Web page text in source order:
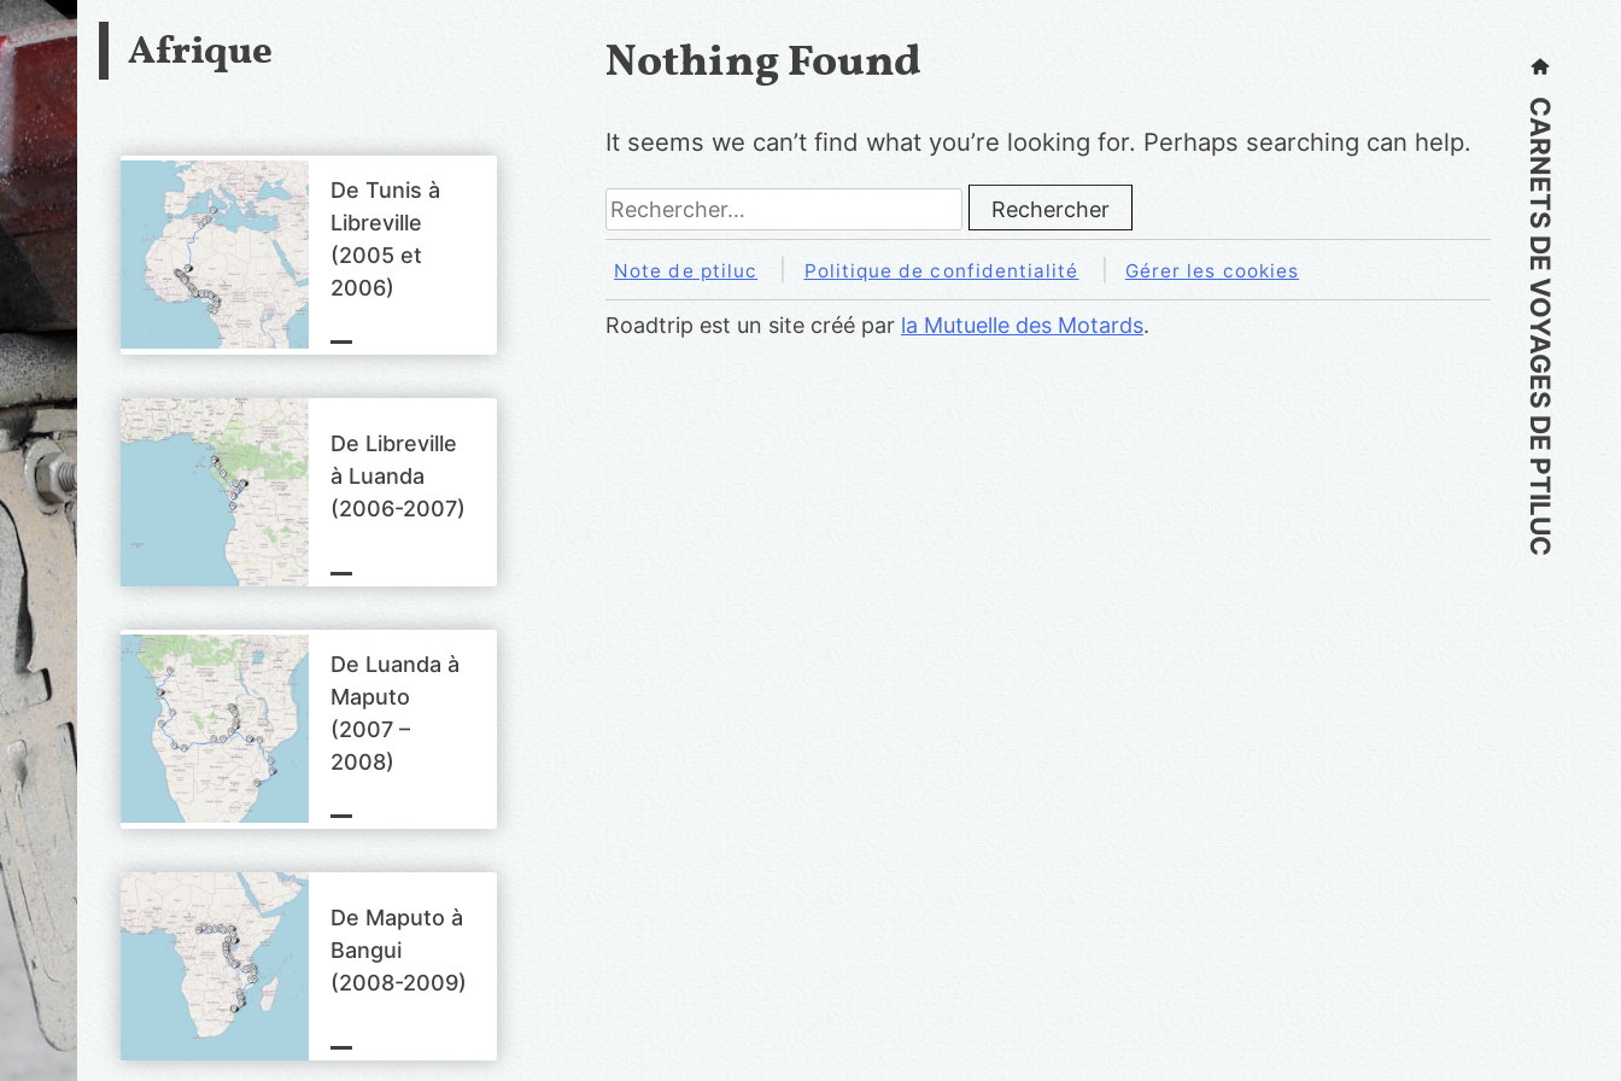
Skip
to
content
Afrique
De Tunis à
Libreville
(2005 et
2006)
De Libreville
à Luanda
(2006-2007)
De Luanda à
Maputo
(2007 –
2008)
De Maputo à
Bangui
(2008-2009)
Nothing Found
It seems we can’t find what you’re looking for. Perhaps searching can help.
Rechercher :
Note de ptiluc Politique de confidentialité Gérer les cookies
Roadtrip est un site créé par la Mutuelle des Motards.
Primary
CARNETS DE VOYAGES DE PTILUC